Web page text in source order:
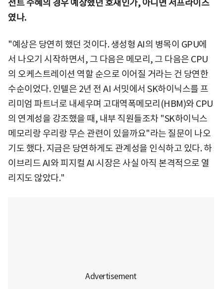
전트 수혜의 경우 예상했던 호재인가, 아니면 서프라이즈
였나.
"예상은 당연히 했던 것이다. 생성형 AI의 병목이 GPU에
서 나오기 시작하면서, 그 다음은 메모리, 그 다음은 CPU
의 오케스트레이션 역할 순으로 이어질 거라는 건 당연한
수순이었다. 인텔은 2년 전 AI 서밋에서 SK하이닉스를 프
리미엄 파트너로 내세우며 고대역폭메모리(HBM)와 CPU
의 연계성을 강조했을 때, 내부 직원들조차 "SK하이닉스
메모리랑 우리랑 무슨 관련이 있을까요"라는 질문이 나오
기도 했다. 지금은 당연하게도 관계성을 인식하고 있다. 하
이브리드 AI와 피지컬 AI 시장은 사실 아직 본격적으로 열
리지도 않았다."